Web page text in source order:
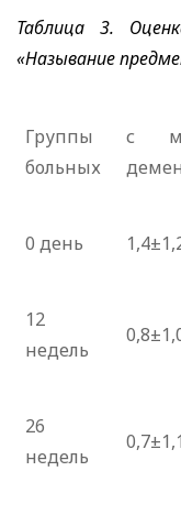
Таблица 3.
«Называние
Группы
больных
с
0 день
12
недель
26
недель